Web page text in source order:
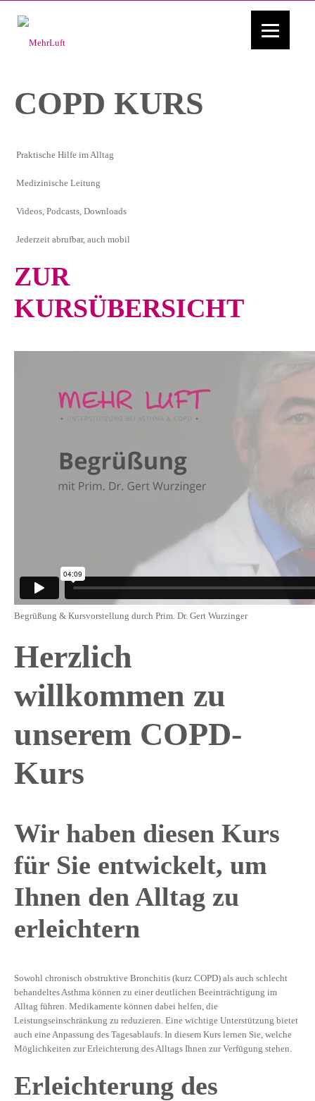
COPD KURS
Praktische Hilfe im Alltag
Medizinische Leitung
Videos, Podcasts, Downloads
Jederzeit abrufbar, auch mobil
ZUR
KURSÜBERSICHT
Begrüßung & Kursvorstellung durch Prim. Dr. Gert Wurzinger
Herzlich
willkommen zu
unserem COPD-
Kurs
Wir haben diesen Kurs
für Sie entwickelt, um
Ihnen den Alltag zu
erleichtern
Sowohl chronisch obstruktive Bronchitis (kurz COPD) als auch schlecht
behandeltes Asthma können zu einer deutlichen Beeinträchtigung im
Alltag führen. Medikamente können dabei helfen, die
Leistungseinschränkung zu reduzieren. Eine wichtige Unterstützung bietet
auch eine Anpassung des Tagesablaufs. In diesem Kurs lernen Sie, welche
Möglichkeiten zur Erleichterung des Alltags Ihnen zur Verfügung stehen.
Erleichterung des